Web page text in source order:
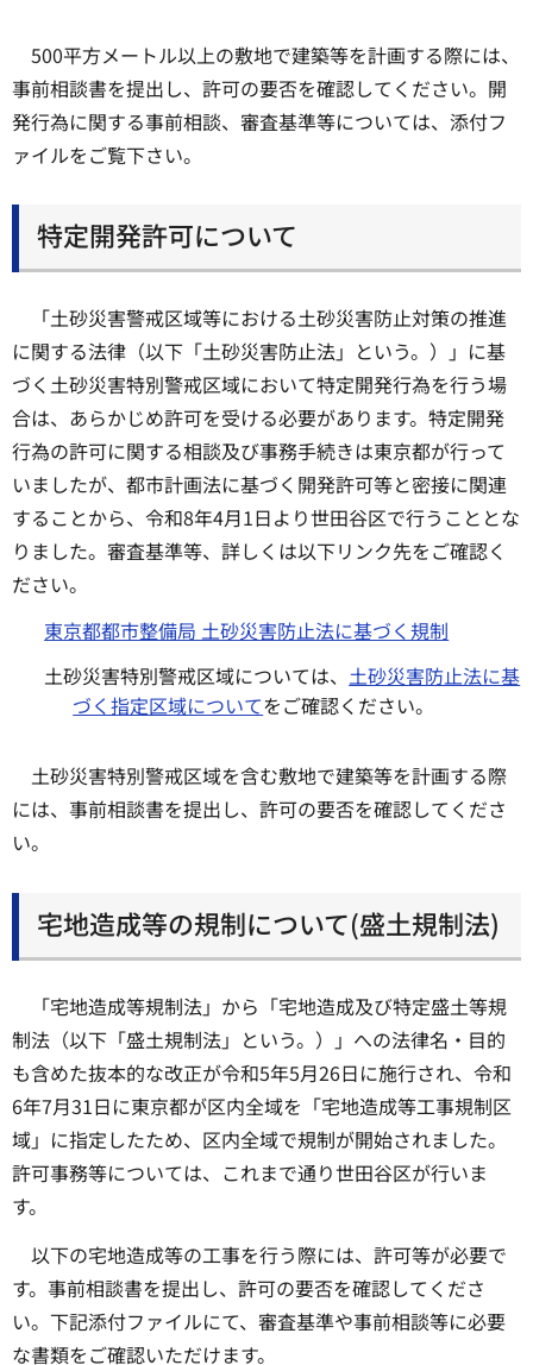
500平方メートル以上の敷地で建築等を計画する際には、
事前相談書を提出し、許可の要否を確認してください。開
発行為に関する事前相談、審査基準等については、添付フ
ァイルをご覧下さい。
特定開発許可について
「土砂災害警戒区域等における土砂災害防止対策の推進
に関する法律（以下「土砂災害防止法」という。）」に基
づく土砂災害特別警戒区域において特定開発行為を行う場
合は、あらかじめ許可を受ける必要があります。特定開発
行為の許可に関する相談及び事務手続きは東京都が行って
いましたが、都市計画法に基づく開発許可等と密接に関連
することから、令和8年4月1日より世田谷区で行うこととな
りました。審査基準等、詳しくは以下リンク先をご確認く
ださい。
東京都都市整備局 土砂災害防止法に基づく規制
土砂災害特別警戒区域については、 土砂災害防止法に基
づく指定区域についてをご確認ください。
土砂災害特別警戒区域を含む敷地で建築等を計画する際
には、事前相談書を提出し、許可の要否を確認してくださ
い。
宅地造成等の規制について(盛土規制法)
「宅地造成等規制法」から「宅地造成及び特定盛土等規
制法（以下「盛土規制法」という。）」への法律名・目的
も含めた抜本的な改正が令和5年5月26日に施行され、令和
6年7月31日に東京都が区内全域を「宅地造成等工事規制区
域」に指定したため、区内全域で規制が開始されました。
許可事務等については、これまで通り世田谷区が行いま
す。
以下の宅地造成等の工事を行う際には、許可等が必要で
す。事前相談書を提出し、許可の要否を確認してくださ
い。下記添付ファイルにて、審査基準や事前相談等に必要
な書類をご確認いただけます。